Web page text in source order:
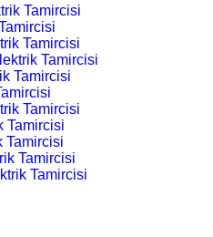
Tamircisi
Tamircisi
Tamircisi
Tamircisi
Tamircisi
Tamircisi
Tamircisi
Tamircisi
Tamircisi